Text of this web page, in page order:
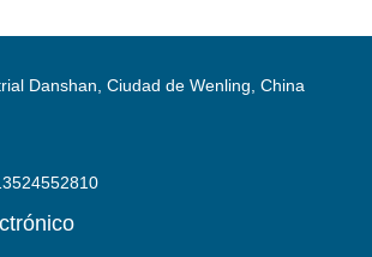
Danshan, Ciudad de Wenling, China